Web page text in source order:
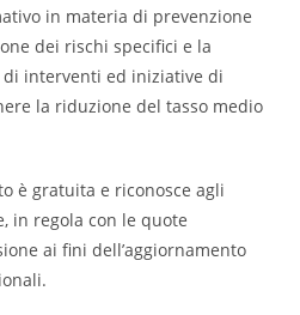
in materia di prevenzione
dei rischi specifici e la
interventi ed iniziative di
la riduzione del tasso medio
è gratuita e riconosce agli
in regola con le quote
ai fini dell’aggiornamento